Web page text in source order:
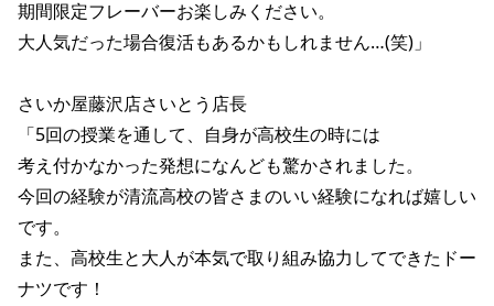
期間限定フレーバーお楽しみください。
大人気だった場合復活もあるかもしれません…(笑)」
さいか屋藤沢店さいとう店長
「5回の授業を通して、自身が高校生の時には
考え付かなかった発想になんども驚かされました。
今回の経験が清流高校の皆さまのいい経験になれば嬉しい
です。
また、高校生と大人が本気で取り組み協力してできたドー
ナツです！